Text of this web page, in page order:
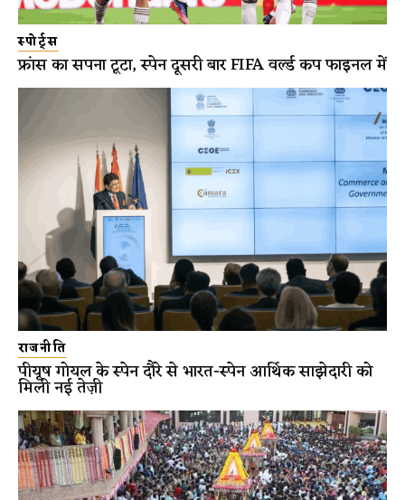
स्पोर्ट्स
फ्रांस का सपना टूटा, स्पेन दूसरी बार FIFA वर्ल्ड कप फाइनल में
राजनीति
पीयूष गोयल के स्पेन दौरे से भारत-स्पेन आर्थिक साझेदारी को
मिली नई तेज़ी